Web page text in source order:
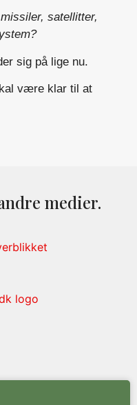
satellitter,
sig på lige nu.
være klar til at
medier.